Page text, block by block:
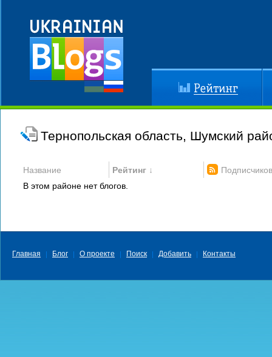
Рейтинг
Тернопольская область, Шумский
Название Рейтинг ↓
Подписчиков
В этом районе нет блогов.
Главная Блог О проекте Поиск Добавить Контакты